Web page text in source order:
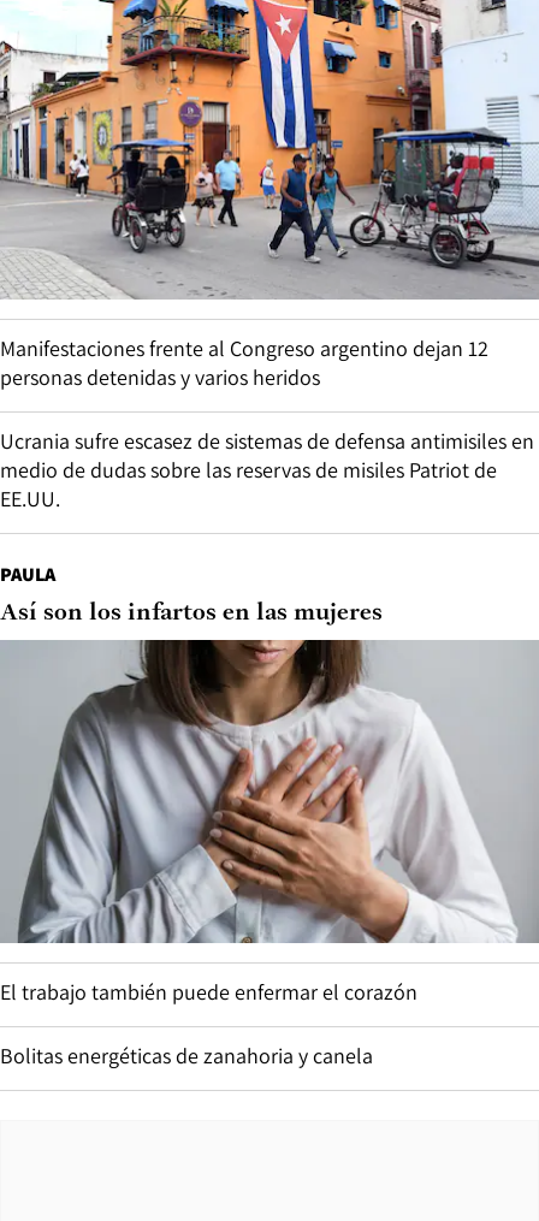
Manifestaciones frente al Congreso argentino dejan 12
personas detenidas y varios heridos
Ucrania sufre escasez de sistemas de defensa antimisiles en
medio de dudas sobre las reservas de misiles Patriot de
EE.UU.
PAULA
Así son los infartos en las mujeres
El trabajo también puede enfermar el corazón
Bolitas energéticas de zanahoria y canela